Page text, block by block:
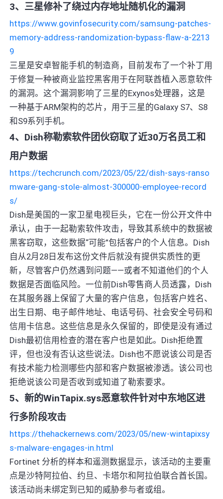
3、三星修补了绕过内存地址随机化的漏洞
https://www.govinfosecurity.com/samsung-patches-
memory-address-randomization-bypass-flaw-a-2213
9
三星是安卓智能手机的制造商，目前发布了一个补丁用
于修复一种被商业监控黑客用于在阿联酋植入恶意软件
的漏洞。这个漏洞影响了三星的Exynos处理器，这是
一种基于ARM架构的芯片，用于三星的Galaxy S7、S8
和S9系列手机。
4、Dish称勒索软件团伙窃取了近30万名员工和
用户数据
https://techcrunch.com/2023/05/22/dish-says-ranso
mware-gang-stole-almost-300000-employee-record
s/
Dish是美国的一家卫星电视巨头，它在一份公开文件中
承认，由于一起勒索软件攻击，导致其系统中的数据被
黑客窃取，这些数据“可能”包括客户的个人信息。Dish
自从2月28日发布这份文件后就没有提供实质性的更
新，尽管客户仍然遇到问题——或者不知道他们的个人
数据是否面临风险。一位前Dish零售商人员透露，Dish
在其服务器上保留了大量的客户信息，包括客户姓名、
出生日期、电子邮件地址、电话号码、社会安全号码和
信用卡信息。这些信息是永久保留的，即使是没有通过
Dish最初信用检查的潜在客户也是如此。Dish拒绝置
评，但也没有否认这些说法。Dish也不愿说该公司是否
有技术能力检测哪些内部和客户数据被渗透。该公司也
拒绝说该公司是否收到或知道了勒索要求。
5、新的WinTapix.sys恶意软件针对中东地区进
行多阶段攻击
https://thehackernews.com/2023/05/new-wintapixsy
s-malware-engages-in.html
Fortinet 分析的样本和遥测数据显示，该活动的主要重
点是沙特阿拉伯、约旦、卡塔尔和阿拉伯联合酋长国。
该活动尚未绑定到已知的威胁参与者或组。